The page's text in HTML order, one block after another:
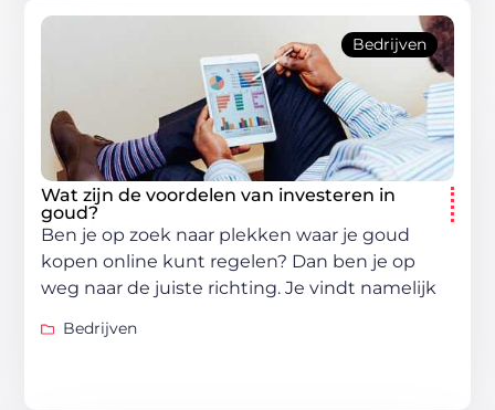
Bedrijven
Wat zijn de voordelen van investeren in
goud?
Ben je op zoek naar plekken waar je goud
kopen online kunt regelen? Dan ben je op
weg naar de juiste richting. Je vindt namelijk
Bedrijven